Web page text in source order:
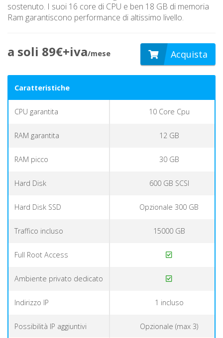
sostenuto. I suoi 16 core di CPU e ben 18 GB di memoria
Ram garantiscono performance di altissimo livello.
a soli 89€+iva/mese Acquista
Caratteristiche
CPU garantita 10 Core Cpu
RAM garantita 12 GB
RAM picco 30 GB
Hard Disk 600 GB SCSI
Hard Disk SSD Opzionale 300 GB
Traffico incluso 15000 GB
Full Root Access
Ambiente privato dedicato
Indirizzo IP 1 incluso
Possibilità IP aggiuntivi Opzionale (max 3)